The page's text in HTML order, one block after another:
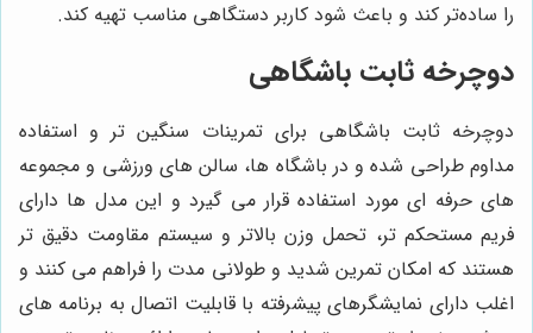
را ساده‌تر کند و باعث شود کاربر دستگاهی مناسب تهیه کند.
دوچرخه ثابت باشگاهی
دوچرخه ثابت باشگاهی برای تمرینات سنگین تر و استفاده
مداوم طراحی شده و در باشگاه ها، سالن های ورزشی و مجموعه
های حرفه ای مورد استفاده قرار می گیرد و این مدل ها دارای
فریم مستحکم تر، تحمل وزن بالاتر و سیستم مقاومت دقیق تر
هستند که امکان تمرین شدید و طولانی مدت را فراهم می کنند و
اغلب دارای نمایشگرهای پیشرفته با قابلیت اتصال به برنامه های